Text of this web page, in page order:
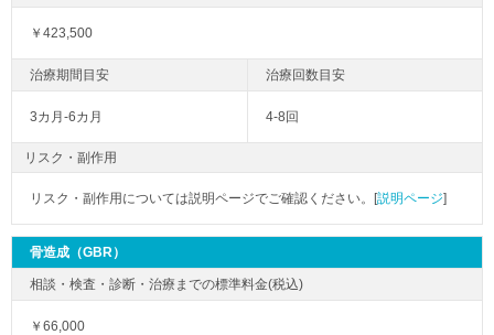
￥423,500
3カ月-6カ月 4-8回
リスク・副作用
リスク・副作用については説明ページでご確認ください。[説明ページ]
骨造成（GBR）
￥66,000